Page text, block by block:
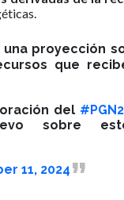
una proyección
que
del
sobre
11, 2024